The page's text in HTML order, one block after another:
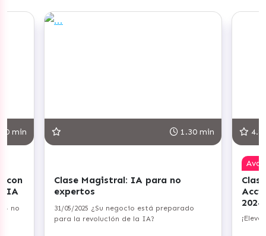
min
con
IA
— no
1.30 min
Clase Magistral: IA para no
expertos
31/05/2025 ¿Su negocio está preparado
para la revolución de la IA?
4.8
2024